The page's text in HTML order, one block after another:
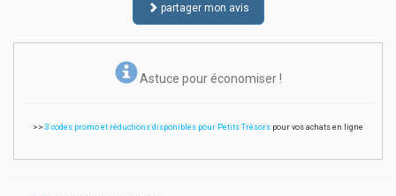
partager mon avis
Astuce pour économiser !
>> 3 codes promo et réductions disponibles pour Petits Trésors pour vos achats en ligne